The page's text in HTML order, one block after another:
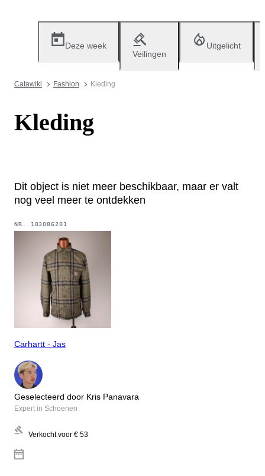
Deze week
Veilingen
Uitgelicht
Catawiki Fashion Kleding
Kleding
Dit object is niet meer beschikbaar, maar er valt
nog veel meer te ontdekken
NR. 103086201
Carhartt - Jas
Geselecteerd door Kris Panavara
Expert in Schoenen
Verkocht voor € 53